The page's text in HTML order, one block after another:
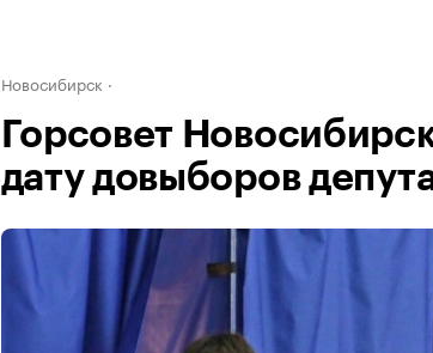
Новосибирск
Горсовет
дату довыборов